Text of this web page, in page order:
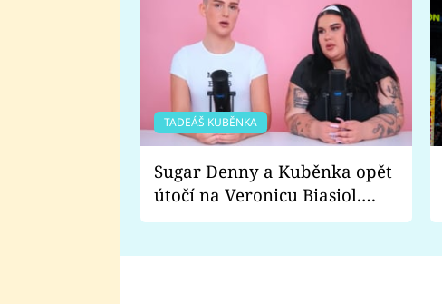
TADEÁŠ KUBĚNKA
Sugar Denny a Kuběnka opět
útočí na Veronicu Biasiol.
Proč je podle nich falešná a